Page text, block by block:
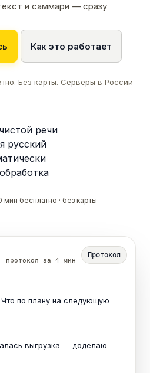
и саммари — сразу
Как это работает
Без карты. Серверы в России
речи
русский
мин бесплатно · без карты
протокол за 4 мин
Протокол
Что по плану на следующую
выгрузка — доделаю